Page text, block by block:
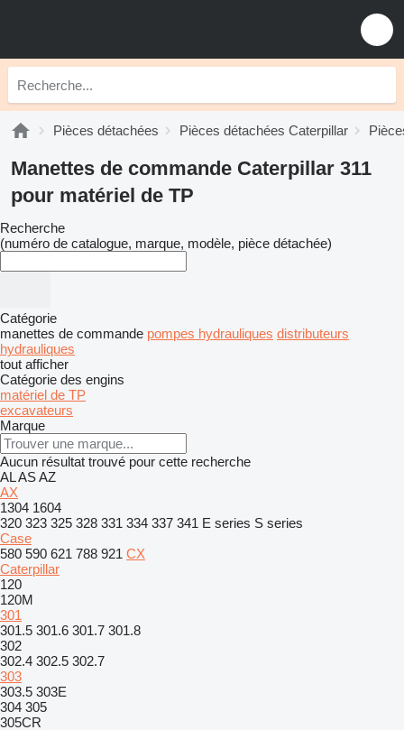
Pièces détachées Pièces détachées Caterpillar
Manettes de commande Caterpillar 311
pour matériel de TP
Recherche
(numéro de catalogue, marque, modèle, pièce détachée)
Catégorie
manettes de commande pompes hydrauliques distributeurs
hydrauliques
tout afficher
Catégorie des engins
matériel de TP
excavateurs
Marque
Aucun résultat trouvé pour cette recherche
ALASAZ
AX
1304 1604
320 323 325 328 331 334 337 341 E series S series
Case
580 590 621 788 921 CX
Caterpillar
120
120M
301
301.5 301.6 301.7 301.8
302
302.4 302.5 302.7
303
303.5 303E
304 305
305CR